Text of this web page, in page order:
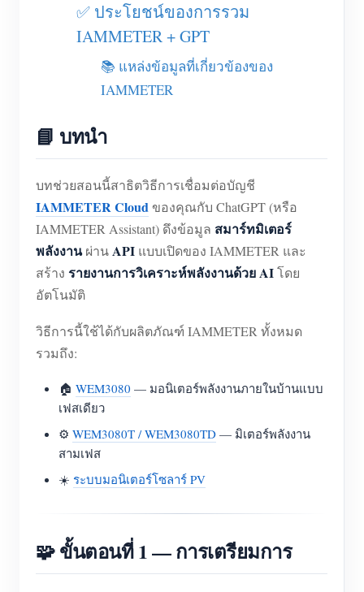
✅ ประโยชน์ของการรวม
IAMMETER + GPT
📚 แหล่งข้อมูลที่เกี่ยวข้องของ
IAMMETER
📘 บทนำ
บทช่วยสอนนี้สาธิตวิธีการเชื่อมต่อบัญชี
IAMMETER Cloudของคุณกับ ChatGPT (หรือ
IAMMETER Assistant) ดึงข้อมูล สมาร์ทมิเตอร์
พลังงานผ่านAPI แบบเปิดของ IAMMETER และ
สร้าง รายงานการวิเคราะห์พลังงานด้วย AIโดย
อัตโนมัติ
วิธีการนี้ใช้ได้กับผลิตภัณฑ์ IAMMETER ทั้งหมด
รวมถึง:
🏠 WEM3080 — มอนิเตอร์พลังงานภายในบ้านแบบ
เฟสเดียว
⚙️ WEM3080T / WEM3080TD — มิเตอร์พลังงาน
สามเฟส
☀️ ระบบมอนิเตอร์โซลาร์ PV
🧩 ขั้นตอนที่ 1 — การเตรียมการ